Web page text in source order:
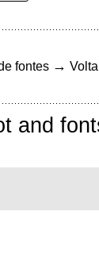
fontes →
and